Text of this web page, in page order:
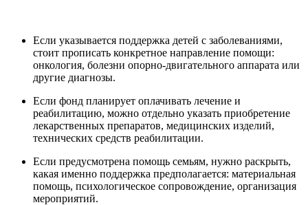
Если указывается поддержка детей с заболеваниями,
стоит прописать конкретное направление помощи:
онкология, болезни опорно-двигательного аппарата или
другие диагнозы.
Если фонд планирует оплачивать лечение и
реабилитацию, можно отдельно указать приобретение
лекарственных препаратов, медицинских изделий,
технических средств реабилитации.
Если предусмотрена помощь семьям, нужно раскрыть,
какая именно поддержка предполагается: материальная
помощь, психологическое сопровождение, организация
мероприятий.